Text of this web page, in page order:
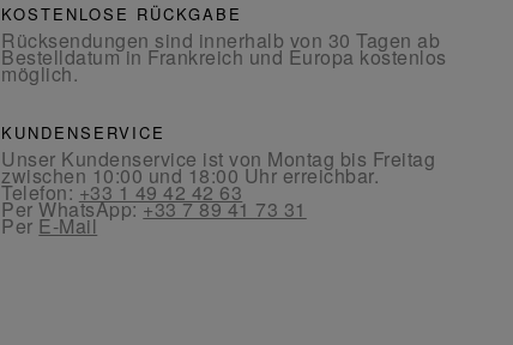
KOSTENLOSE RÜCKGABE
Rücksendungen sind innerhalb von 30 Tagen ab
Bestelldatum in Frankreich und Europa kostenlos
möglich.
KUNDENSERVICE
Unser Kundenservice ist von Montag bis Freitag
zwischen 10:00 und 18:00 Uhr erreichbar.
Telefon:+33 1 49 42 42 63
Per WhatsApp:+33 7 89 41 73 31
Per E-Mail